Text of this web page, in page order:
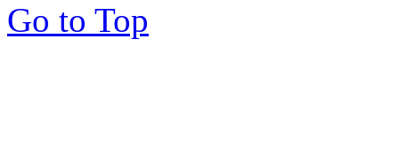
Go to Top